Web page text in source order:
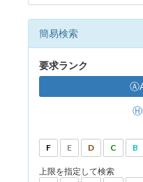
簡易検索
要求ランク
F E D C B
上限を指定して検索